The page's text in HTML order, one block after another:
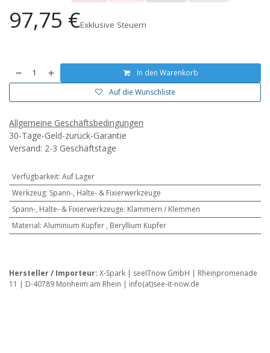
97,75 €Exklusive Steuern
In den Warenkorb
Auf die Wunschliste
Allgemeine Geschäftsbedingungen
30-Tage-Geld-zurück-Garantie
Versand: 2-3 Geschäftstage
Verfügbarkeit: Auf Lager
Werkzeug: Spann-, Halte- & Fixierwerkzeuge
Spann-, Halte- & Fixierwerkzeuge: Klammern / Klemmen
Material: Aluminium Kupfer, Beryllium Kupfer
Hersteller / Importeur: X-Spark | seeITnow GmbH | Rheinpromenade
11 | D-40789 Monheim am Rhein | info(at)see-it-now.de